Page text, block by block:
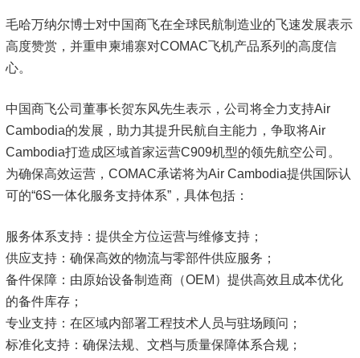
毛哈万纳尔博士对中国商飞在全球民航制造业的飞速发展表示
高度赞赏，并重申柬埔寨对COMAC飞机产品系列的高度信
心。
中国商飞公司董事长贺东风先生表示，公司将全力支持Air
Cambodia的发展，助力其提升民航自主能力，争取将Air
Cambodia打造成区域首家运营C909机型的领先航空公司。
为确保高效运营，COMAC承诺将为Air Cambodia提供国际认
可的“6S一体化服务支持体系”，具体包括：
服务体系支持：提供全方位运营与维修支持；
供应支持：确保高效的物流与零部件供应服务；
备件保障：由原始设备制造商（OEM）提供高效且成本优化
的备件库存；
专业支持：在区域内部署工程技术人员与驻场顾问；
标准化支持：确保法规、文档与质量保障体系合规；